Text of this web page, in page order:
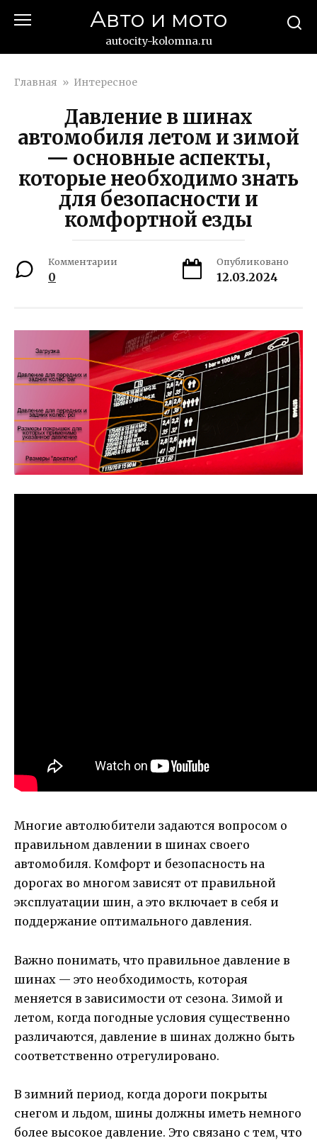
Авто и мото
autocity-kolomna.ru
Главная » Интересное
Давление в шинах
автомобиля летом и зимой
— основные аспекты,
которые необходимо знать
для безопасности и
комфортной езды
Комментарии
0
Опубликовано
12.03.2024
Многие автолюбители задаются вопросом о
правильном давлении в шинах своего
автомобиля. Комфорт и безопасность на
дорогах во многом зависят от правильной
эксплуатации шин, а это включает в себя и
поддержание оптимального давления.
Важно понимать, что правильное давление в
шинах — это необходимость, которая
меняется в зависимости от сезона. Зимой и
летом, когда погодные условия существенно
различаются, давление в шинах должно быть
соответственно отрегулировано.
В зимний период, когда дороги покрыты
снегом и льдом, шины должны иметь немного
более высокое давление. Это связано с тем, что